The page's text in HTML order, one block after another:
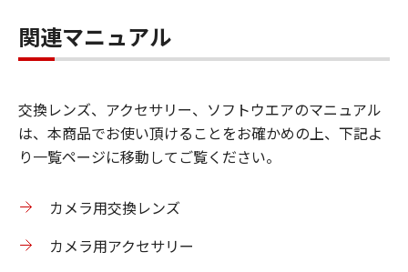
関連マニュアル
交換レンズ、アクセサリー、ソフトウエアのマニュアル
は、本商品でお使い頂けることをお確かめの上、下記よ
り一覧ページに移動してご覧ください。
カメラ用交換レンズ
カメラ用アクセサリー